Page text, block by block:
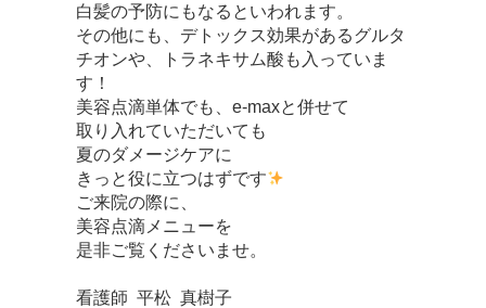
白髪の予防にもなるといわれます。
その他にも、デトックス効果があるグルタ
チオンや、トラネキサム酸も入っていま
す！
美容点滴単体でも、 e-maxと併せて
取り入れていただいても
夏のダメージケアに
きっと役に立つはずです
ご来院の際に、
美容点滴メニューを
是非ご覧くださいませ。
看護師 平松 真樹子